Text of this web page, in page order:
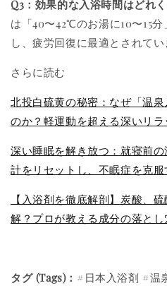
Q3：効果的な入浴時間はどれ
は「40〜42℃のお湯に10〜15
し、疲労回復に最適とされてい
さらに読む
北投白硫黄の秘密：なぜ「温
のか？軽運動を超える深いリ
深い睡眠を解き放つ：就寝前
計をリセットし、不眠症を克
【入浴剤を徹底解剖】炭酸、
解？プロが教える成分の落と
タグ (Tags)： #日本入浴剤 #温